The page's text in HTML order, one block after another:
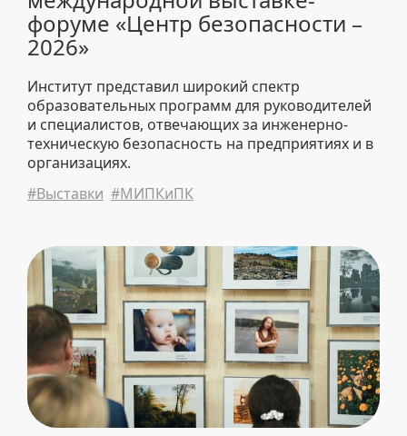
форуме «Центр безопасности –
2026»
Институт представил широкий спектр
образовательных программ для руководителей
и специалистов, отвечающих за инженерно-
техническую безопасность на предприятиях и в
организациях.
#Выставки #МИПКиПК